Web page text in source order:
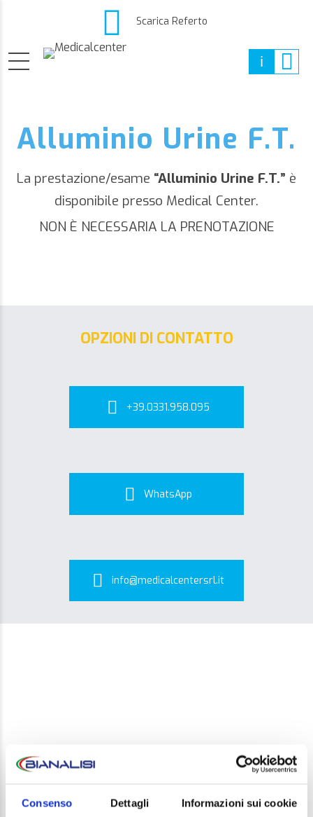
Consenso Dettagli Informazioni sui cookie
Scarica Referto
Alluminio Urine F.T.
La prestazione/esame “Alluminio Urine F.T.” è
disponibile presso Medical Center.
NON È NECESSARIA LA PRENOTAZIONE
OPZIONI DI CONTATTO
+39.0331.958.095
WhatsApp
info@medicalcentersrl.it
LEAVE A REPLY
Your email address will not be published. Required